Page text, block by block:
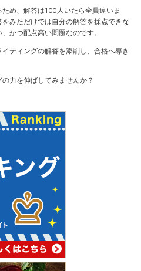
め、解答は100人いたら全員違いま
みただけでは自分の解答を採点できな
かつ配点高い問題なのです。
ティングの解答を添削し、合格へ導き
力を伸ばしてみませんか？